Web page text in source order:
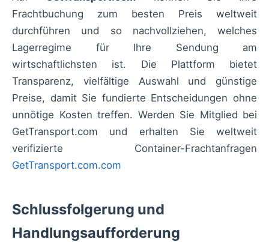
Frachtbuchung zum besten Preis weltweit
durchführen und so nachvollziehen, welches
Lagerregime für Ihre Sendung am
wirtschaftlichsten ist. Die Plattform bietet
Transparenz, vielfältige Auswahl und günstige
Preise, damit Sie fundierte Entscheidungen ohne
unnötige Kosten treffen. Werden Sie Mitglied bei
GetTransport.com und erhalten Sie weltweit
verifizierte Container-Frachtanfragen
GetTransport.com.com
Schlussfolgerung und
Handlungsaufforderung